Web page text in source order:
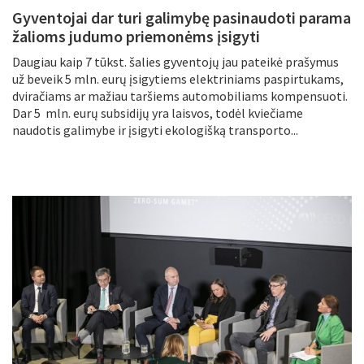
Gyventojai dar turi galimybę pasinaudoti parama
žalioms judumo priemonėms įsigyti
Daugiau kaip 7 tūkst. šalies gyventojų jau pateikė prašymus
už beveik 5 mln. eurų įsigytiems elektriniams paspirtukams,
dviračiams ar mažiau taršiems automobiliams kompensuoti.
Dar 5 mln. eurų subsidijų yra laisvos, todėl kviečiame
naudotis galimybe ir įsigyti ekologišką transporto...